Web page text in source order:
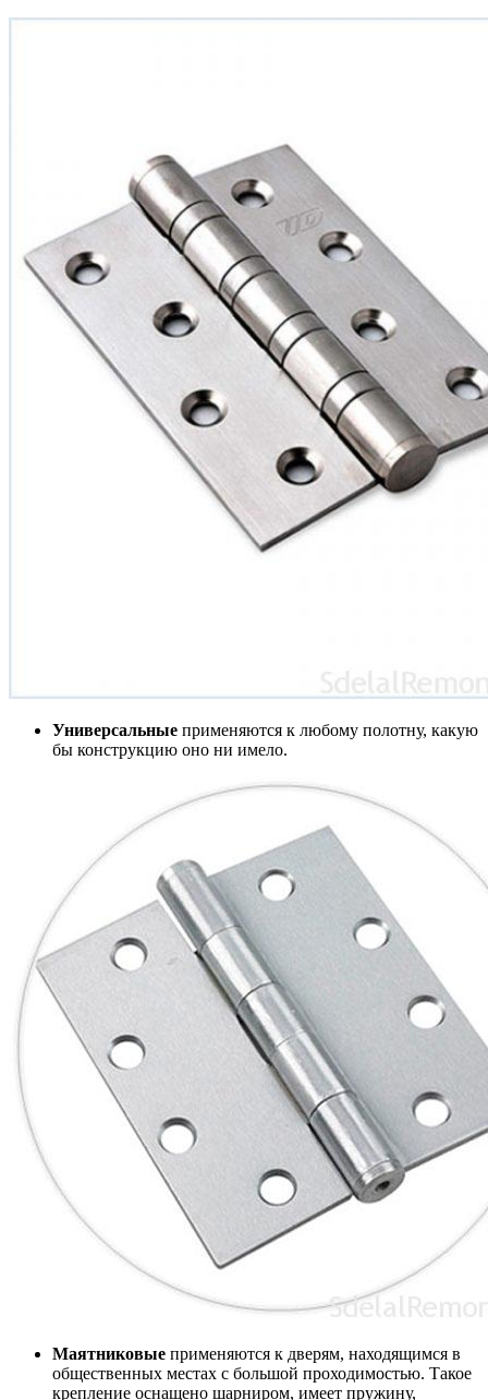
Универсальные применяются к любому полотну, какую
бы конструкцию оно ни имело.
Маятниковые применяются к дверям, находящимся в
общественных местах с большой проходимостью. Такое
крепление оснащено шарниром, имеет пружину,